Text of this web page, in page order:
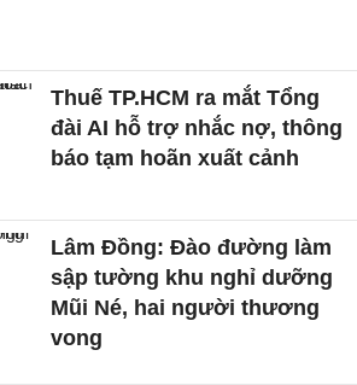
Thuế TP.HCM ra mắt Tổng
đài AI hỗ trợ nhắc nợ, thông
báo tạm hoãn xuất cảnh
Lâm Đồng: Đào đường làm
sập tường khu nghỉ dưỡng
Mũi Né, hai người thương
vong